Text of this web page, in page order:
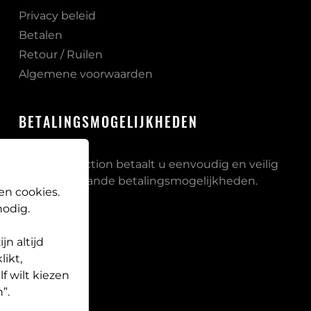
Privacy beleid
Betalen
Retour / Ruilen
Algemene voorwaarden
BETALINGSMOGELIJKHEDEN
Bij PB Protection betaalt u eenvoudig en veilig
via onderstaande betalingsmogelijkheden.
cookies.
altijd
wilt kiezen